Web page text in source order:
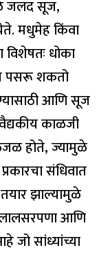
जलद सूज,
मधुमेह किंवा
धोका
पसरू शकतो
आणि सूज
काळजी
होते, ज्यामुळे
संधिवात
झाल्यामुळे
लालसरपणा आणि
जो सांध्यांच्या